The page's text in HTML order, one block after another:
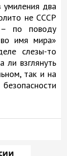
умиления два
не СССР
по поводу
во имя мира»
слезы-то
ли взглянуть
так и на